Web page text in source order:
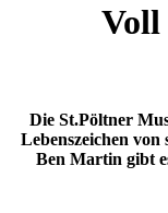
Voll
Die St.Pöltner
Lebenszeichen
Ben Martin gibt